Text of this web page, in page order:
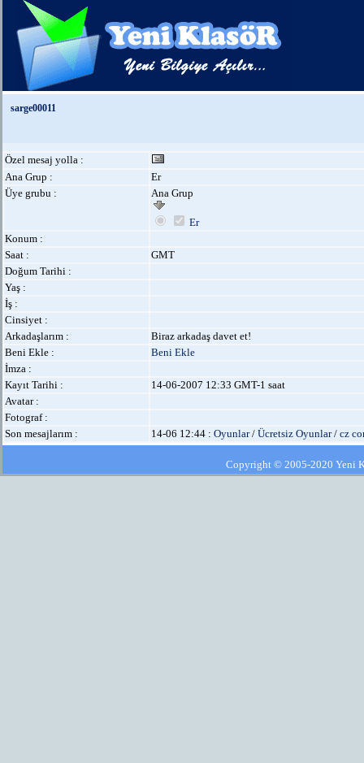
sarge00011
Özel mesaj yolla :
Ana Grup :
Er
Üye grubu :
Ana Grup
Er
Konum :
Saat :
GMT
Doğum Tarihi :
Yaş :
İş :
Cinsiyet :
Arkadaşlarım :
Biraz arkadaş davet et!
Beni Ekle :
Beni Ekle
İmza :
Kayıt Tarihi :
14-06-2007 12:33 GMT-1 saat
Avatar :
Fotograf :
Son mesajlarım :
14-06 12:44 : Oyunlar/ Ücretsiz Oyunlar/ cz
Copyright © 2005-2020 Yeni